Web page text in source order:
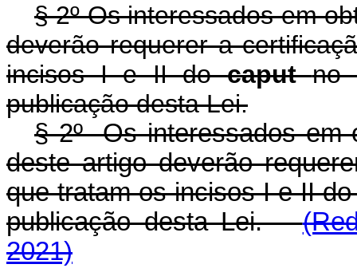
§ 2º Os interessados em
deverão requerer a
incisos I e II docaputno
publicação desta Lei.
§ 2º Os interessados em
deste artigo deverão
que tratam os incisos I e II
publicação desta Lei.
2021)